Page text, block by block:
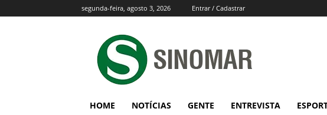
segunda-feira, agosto 3, 2026 Entrar / Cadastrar
HOME NOTÍCIAS GENTE ENTREVISTA